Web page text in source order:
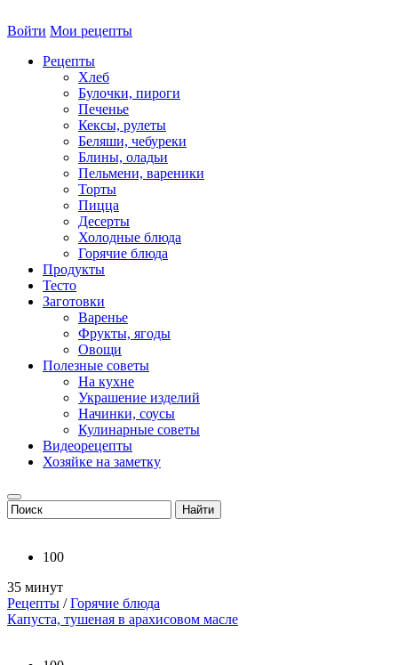
Войти Мои рецепты
Рецепты
Хлеб
Булочки, пироги
Печенье
Кексы, рулеты
Беляши, чебуреки
Блины, оладьи
Пельмени, вареники
Торты
Пицца
Десерты
Холодные блюда
Горячие блюда
Продукты
Тесто
Заготовки
Варенье
Фрукты, ягоды
Овощи
Полезные советы
На кухне
Украшение изделий
Начинки, соусы
Кулинарные советы
Видеорецепты
Хозяйке на заметку
100
35 минут
Рецепты /Горячие блюда
Капуста, тушеная в арахисовом масле